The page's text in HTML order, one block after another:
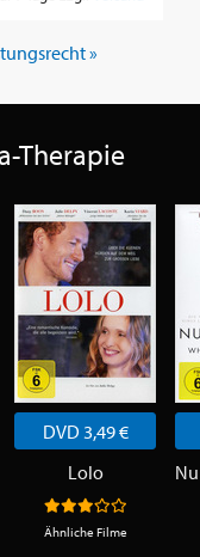
»
Therapie
DVD 3,49 €
Lolo
Ähnliche Filme